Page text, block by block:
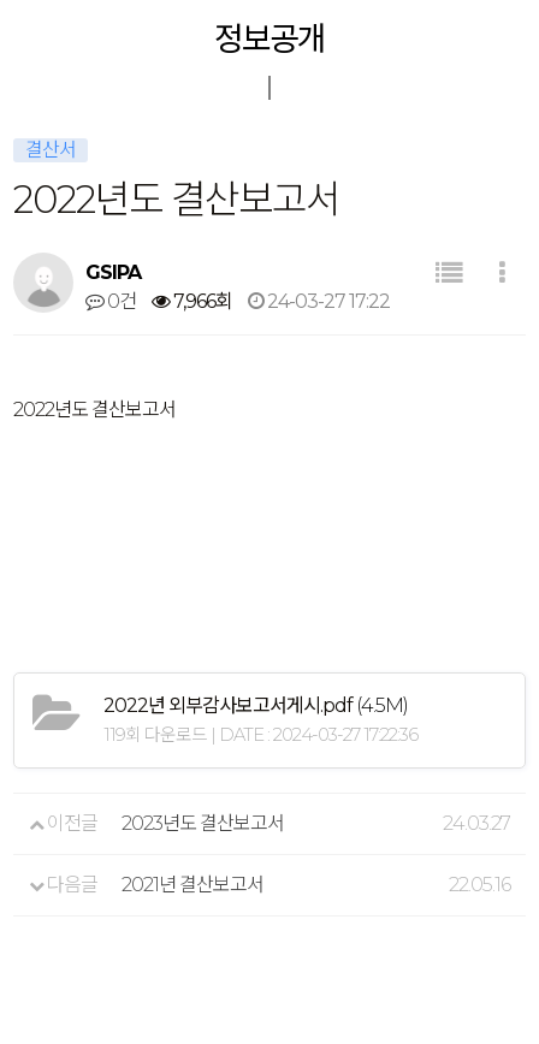
정보공개
결산서
2022년도 결산보고서
GSIPA
0건
7,966회 24-03-27 17:22
2022년도 결산보고서
2022년 외부감사보고서게시.pdf(4.5M)
119회 다운로드 | DATE : 2024-03-27 17:22:36
이전글 2023년도 결산보고서 24.03.27
다음글 2021년 결산보고서 22.05.16